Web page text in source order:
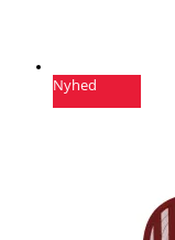
Nyhed